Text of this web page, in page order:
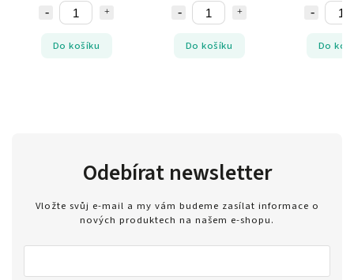
Do košíku Do košíku Do
Odebírat newsletter
Vložte svůj e-mail a my vám budeme zasílat informace o
nových produktech na našem e-shopu.